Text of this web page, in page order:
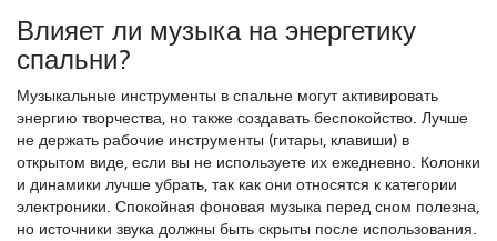
Влияет ли музыка на энергетику
спальни?
Музыкальные инструменты в спальне могут активировать
энергию творчества, но также создавать беспокойство. Лучше
не держать рабочие инструменты (гитары, клавиши) в
открытом виде, если вы не используете их ежедневно. Колонки
и динамики лучше убрать, так как они относятся к категории
электроники. Спокойная фоновая музыка перед сном полезна,
но источники звука должны быть скрыты после использования.